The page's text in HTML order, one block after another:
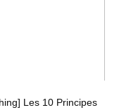
Les 10 Principes